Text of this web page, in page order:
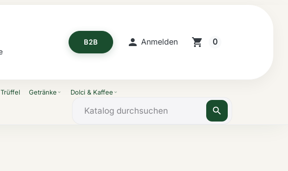
B2B  Anmelden shopping_cart 0
Trüffel Getränke expand_more Dolci & Kaffee expand_more
search